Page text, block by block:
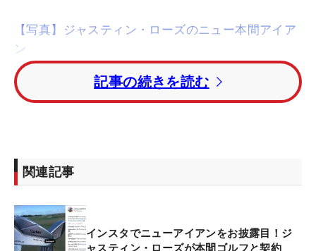
【写真】ジャスティン・ローズのニュー本間アイア
ン
トータル9アンダーの2位タイグループに
ン・デシャンボー、ケビン・ツウェイ（ともに米
トータル8アンダーの5位にマーク・リーシュマン
グループにジャスティン・トーマス
ャウフェレ、キャメロン・チャンプ（いずれも米
記事の続きを読む
関連記事
インスタでニューアイアンをお披露目！ジ